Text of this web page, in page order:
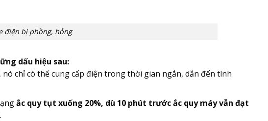
điện bị phồng, hỏng
dấu hiệu sau:
nó chỉ có thể cung cấp điện trong thời gian ngắn, dẫn đến tình
ắc quy tụt xuống 20%, dù 10 phút trước ắc quy máy vẫn đạt